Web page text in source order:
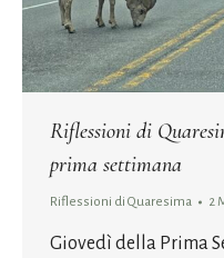
Riflessioni di
prima settimana
Riflessioni di Quaresima 2
Giovedì della Prima